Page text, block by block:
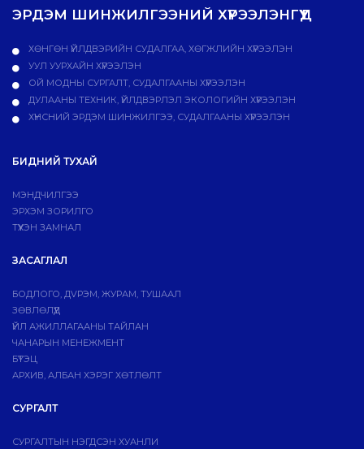
ЭРДЭМ ШИНЖИЛГЭЭНИЙ ХҮРЭЭЛЭНГҮҮД
ХӨНГӨН ҮЙЛДВЭРИЙН СУДАЛГАА, ХӨГЖЛИЙН ХҮРЭЭЛЭН
УУЛ УУРХАЙН ХҮРЭЭЛЭН
ОЙ МОДНЫ СУРГАЛТ, СУДАЛГААНЫ ХҮРЭЭЛЭН
ДУЛААНЫ ТЕХНИК, ҮЙЛДВЭРЛЭЛ ЭКОЛОГИЙН ХҮРЭЭЛЭН
ХҮНСНИЙ ЭРДЭМ ШИНЖИЛГЭЭ, СУДАЛГААНЫ ХҮРЭЭЛЭН
БИДНИЙ ТУХАЙ
МЭНДЧИЛГЭЭ
ЭРХЭМ ЗОРИЛГО
ТҮҮХЭН ЗАМНАЛ
ЗАСАГЛАЛ
БОДЛОГО, ДVРЭМ, ЖУРАМ, ТУШААЛ
ЗӨВЛӨЛҮҮД
ҮЙЛ АЖИЛЛАГААНЫ ТАЙЛАН
ЧАНАРЫН МЕНЕЖМЕНТ
БҮТЭЦ
АРХИВ, АЛБАН ХЭРЭГ ХӨТЛӨЛТ
СУРГАЛТ
СУРГАЛТЫН НЭГДСЭН ХУАНЛИ